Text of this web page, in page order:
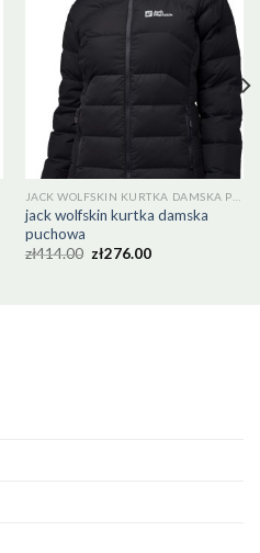
jack wolfskin kurtka damska
puchowa
zł414.00 zł276.00